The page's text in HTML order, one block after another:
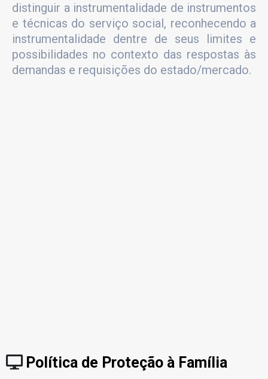
distinguir a instrumentalidade de instrumentos
e técnicas do serviço social, reconhecendo a
instrumentalidade dentre de seus limites e
possibilidades no contexto das respostas às
demandas e requisições do estado/mercado.
Política de Proteção à Família